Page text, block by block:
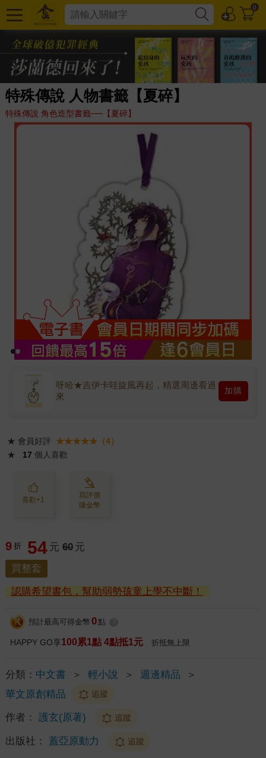
0
特殊傳說 人物書籤【夏碎】
特殊傳說 角色造型書籤──【夏碎】
呀哈★吉伊卡哇旋風再起，精選周邊看過
來
加購
★ 會員好評
★★★★★（4）
★
17 個人喜歡
喜歡+1
寫評價
賺金幣
9 折 54 元 60 元
買整套
認購希望書包，幫助弱勢孩童上學不中斷！
預計最高可得金幣 0 點
HAPPY GO享100累1點 4點抵1元 折抵無上限
分類： 中文書 ＞ 輕小說 ＞ 週邊精品
＞
華文原創精品
追蹤
作者： 護玄(原著) 追蹤
出版社： 蓋亞原動力 追蹤